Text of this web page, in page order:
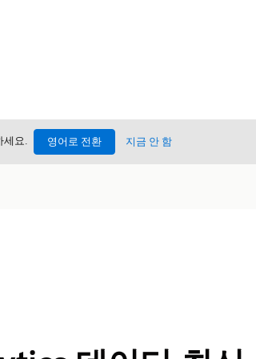
세요. 영어로 전환 지금 안 함